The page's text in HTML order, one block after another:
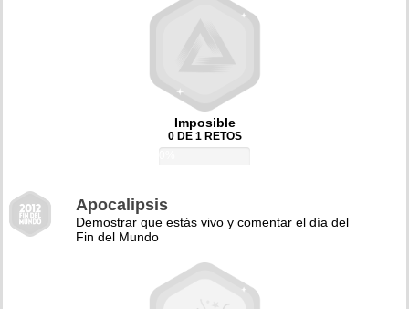
Imposible
0 DE 1 RETOS
Apocalipsis
Demostrar que estás vivo y comentar el día del
Fin del Mundo